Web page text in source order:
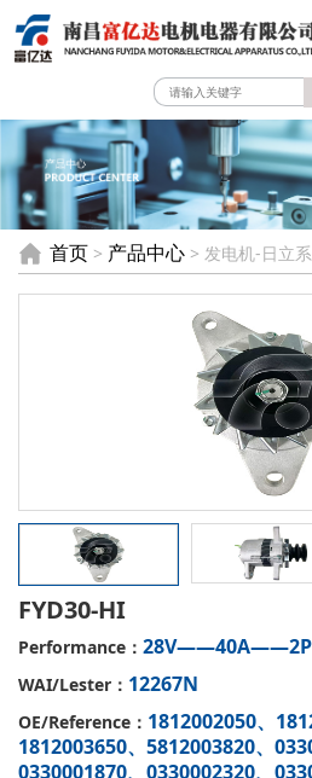
首页 > 产品中心 > 发电机-日立
FYD30-HI
Performance：
WAI/Lester： 12267N
OE/Reference： 1812002050、
1812003650、5812003820、
0330001870、0330002320、